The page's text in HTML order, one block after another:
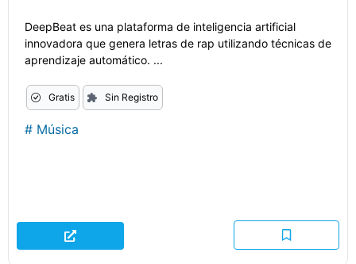
DeepBeat es una plataforma de inteligencia artificial
innovadora que genera letras de rap utilizando técnicas de
aprendizaje automático. ...
Gratis Sin Registro
# Música